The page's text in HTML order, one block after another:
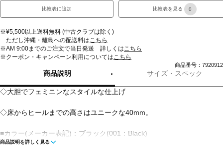
比較表に追加 比較表を見る 0
※¥5,500以上送料無料 (中古クラブは除く)
ただし沖縄・離島への配送料はこちら
※AM 9:00までのご注文で当日発送 詳しくはこちら
※クーポン・キャンペーン利用についてはこちら
商品番号：
商品説明 サイズ・スペック
◇大胆でフェミニンなスタイルな仕上げ
◇床からヒールまでの高さはユニークな40mm。
■カラー(メーカー表記)：ブラック(001：Black)
商品説明を詳しく見る